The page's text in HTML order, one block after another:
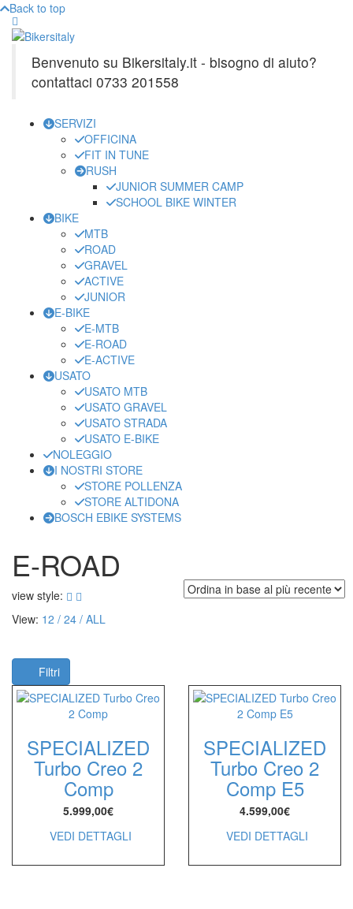
Back to top
Benvenuto su Bikersitaly.it - bisogno di aiuto?
contattaci 0733 201558
SERVIZI
OFFICINA
FIT IN TUNE
RUSH
JUNIOR SUMMER CAMP
SCHOOL BIKE WINTER
BIKE
MTB
ROAD
GRAVEL
ACTIVE
JUNIOR
E-BIKE
E-MTB
E-ROAD
E-ACTIVE
USATO
USATO MTB
USATO GRAVEL
USATO STRADA
USATO E-BIKE
NOLEGGIO
I NOSTRI STORE
STORE POLLENZA
STORE ALTIDONA
BOSCH EBIKE SYSTEMS
E-ROAD
view style:
View: 12 24 ALL
Filtri
SPECIALIZED
Turbo Creo 2
Comp
5.999,00€
VEDI DETTAGLI
SPECIALIZED
Turbo Creo 2
Comp E5
4.599,00€
VEDI DETTAGLI